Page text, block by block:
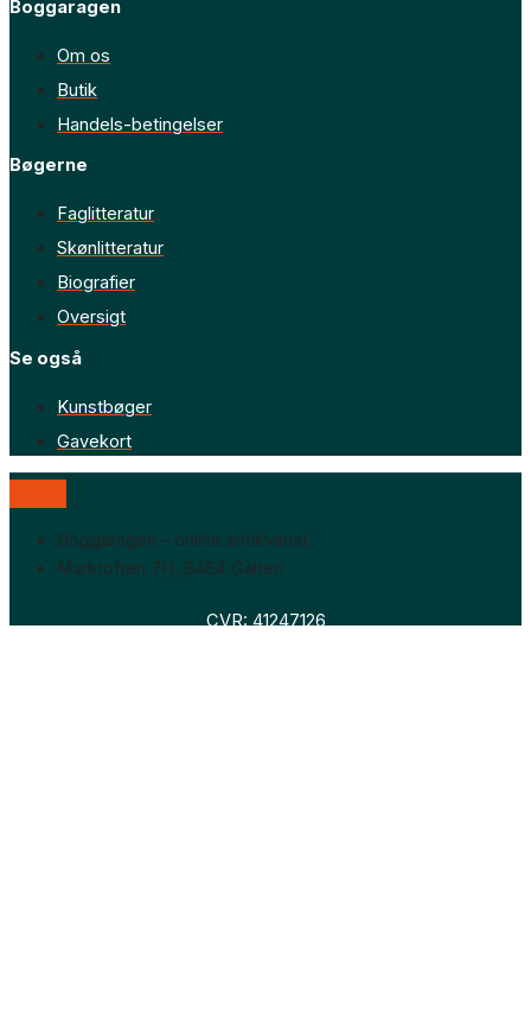
Boggaragen
Om os
Butik
Handels-betingelser
Bøgerne
Faglitteratur
Skønlitteratur
Biografier
Oversigt
Se også
Kunstbøger
Gavekort
Boggaragen – online antikvariat
Marktoften 7H, 8464 Galten
CVR: 41247126